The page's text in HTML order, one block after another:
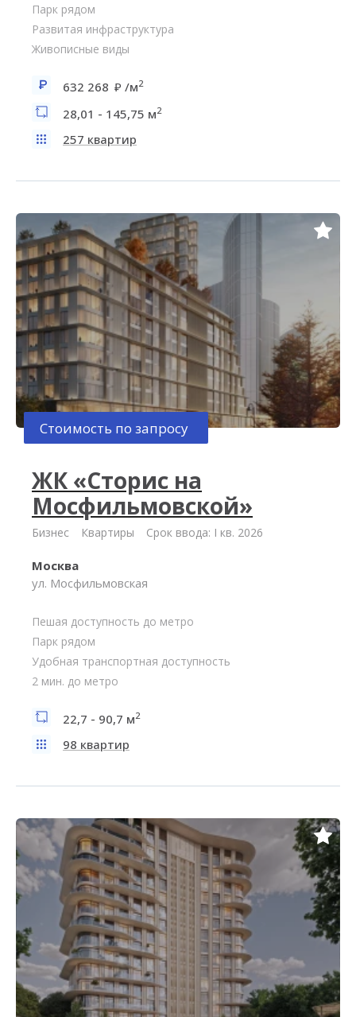
Парк рядом
Развитая инфраструктура
Живописные виды
632 268 /м2
28,01 - 145,75 м2
257 квартир
Стоимость по запросу
ЖК «Сторис на
Мосфильмовской»
Бизнес Квартиры Срок ввода: I кв. 2026
Москва
ул. Мосфильмовская
Пешая доступность до метро
Парк рядом
Удобная транспортная доступность
2 мин. до метро
22,7 - 90,7 м2
98 квартир